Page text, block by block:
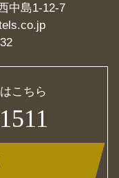
中島1-12-7
こちら